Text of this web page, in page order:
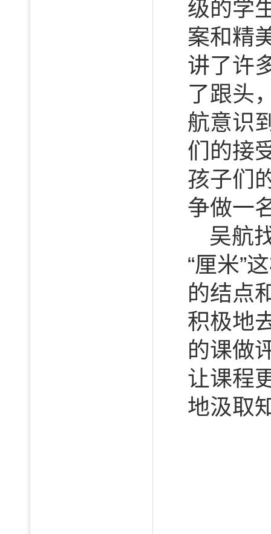
级的学
案和精
讲了许
了跟头
航意识
们的接
孩子们
争做一
吴航
“厘米”
的结点
积极地
的课做
让课程
地汲取